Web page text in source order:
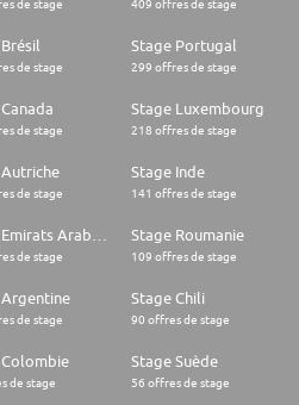
de stage 409 offres de stage
de stage
Stage Portugal
299 offres de stage
de stage
Stage Luxembourg
218 offres de stage
de stage
Stage Inde
141 offres de stage
de stage
Stage Roumanie
109 offres de stage
de stage
Stage Chili
90 offres de stage
de stage
Stage Suède
56 offres de stage